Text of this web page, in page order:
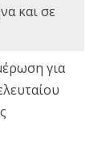
και σε
για